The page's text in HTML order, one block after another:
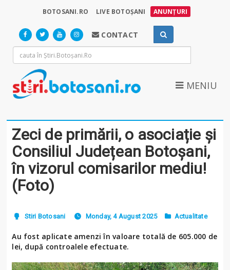
BOTOSANI.RO LIVE BOTOȘANI ANUNȚURI
CONTACT
MENIU
Zeci de primării, o asociație și
Consiliul Județean Botoșani,
în vizorul comisarilor mediu!
(Foto)
Stiri Botosani Monday, 4 August 2025 Actualitate
Au fost aplicate amenzi în valoare totală de 605.000 de
lei, după controalele efectuate.